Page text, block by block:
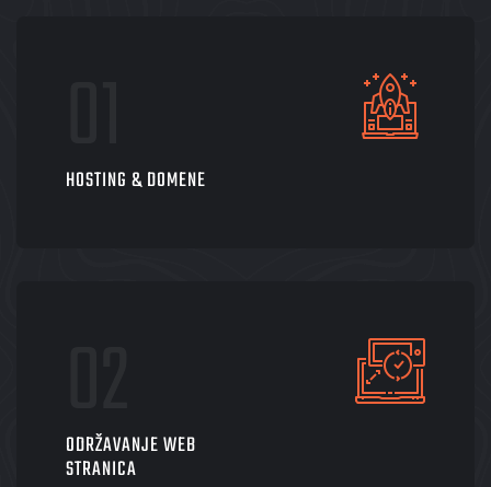
HOSTING & DOMENE
ODRŽAVANJE WEB
STRANICA